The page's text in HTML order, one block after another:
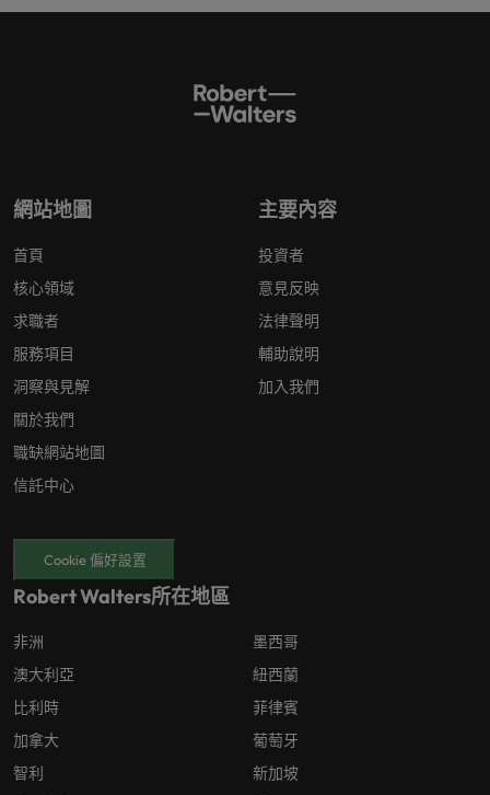
網站地圖
首頁
核心領域
求職者
服務項目
洞察與見解
關於我們
職缺網站地圖
信託中心
主要內容
投資者
意見反映
法律聲明
輔助說明
加入我們
Cookie 偏好設置
Robert Walters所在地區
非洲
澳大利亞
比利時
加拿大
智利
墨西哥
紐西蘭
菲律賓
葡萄牙
新加坡